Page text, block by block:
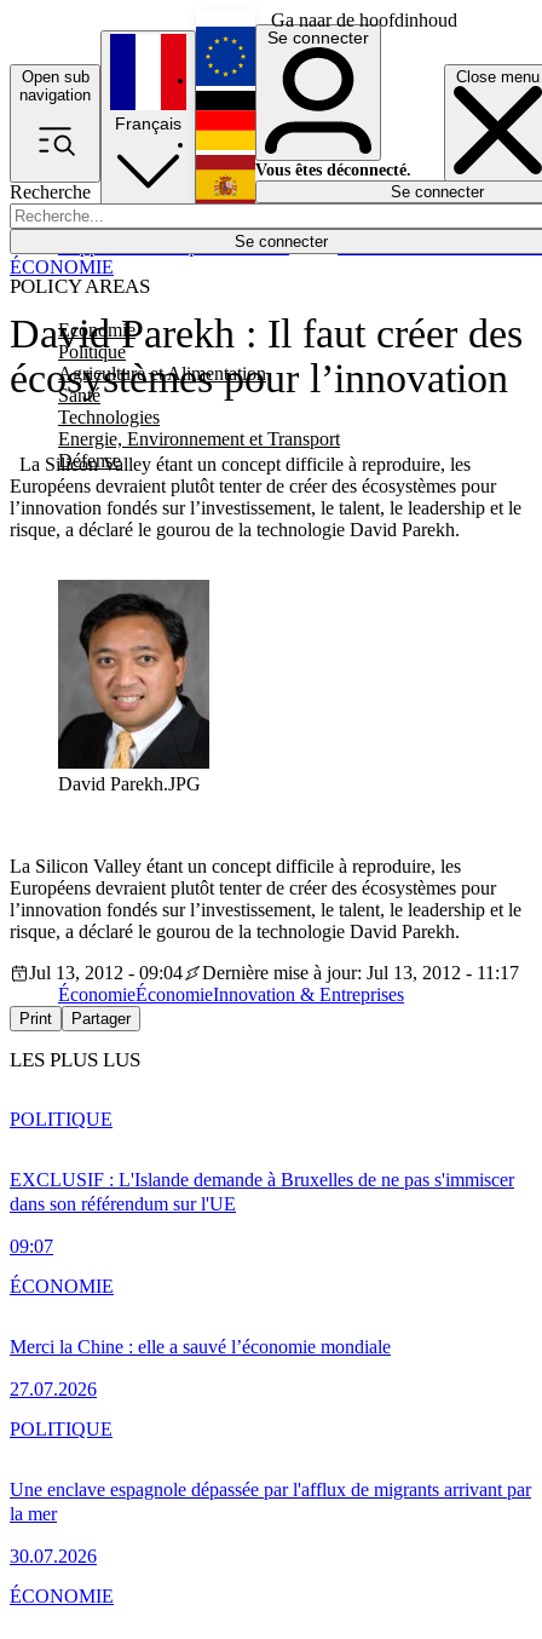
Ga naar de hoofdinhoud
Open sub
navigation
Close menu
Recherche
Se connecter
POLICY AREAS
Economie
Politique
Agriculture et Alimentation
Santé
Technologies
Energie, Environnement et Transport
Défense
Économie
Français
English
Deutsch
Español
Se connecter
Vous êtes déconnecté.
Se connecter
David Parekh : Il faut créer des
écosystèmes pour l’innovation
La Silicon Valley étant un concept difficile à reproduire, les
Européens devraient plutôt tenter de créer des écosystèmes pour
l’innovation fondés sur l’investissement, le talent, le leadership et le
risque, a déclaré le gourou de la technologie David Parekh.
ÉCONOMIE
David Parekh.JPG
La Silicon Valley étant un concept difficile à reproduire, les
Européens devraient plutôt tenter de créer des écosystèmes pour
l’innovation fondés sur l’investissement, le talent, le leadership et le
risque, a déclaré le gourou de la technologie David Parekh.
Jul 13, 2012 - 09:04
Dernière mise à jour: Jul 13, 2012 - 11:17
ÉconomieÉconomieInnovation & Entreprises
Print Partager
LES PLUS LUS
EXCLUSIF : L'Islande demande à Bruxelles de ne pas s'immiscer
dans son référendum sur l'UE
09:07
POLITIQUE
Merci la Chine : elle a sauvé l’économie mondiale
27.07.2026
ÉCONOMIE
Une enclave espagnole dépassée par l'afflux de migrants arrivant par
la mer
30.07.2026
POLITIQUE
ÉCONOMIE